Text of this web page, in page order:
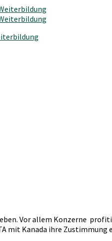
Vor allem Konzerne
mit Kanada ihre Zustimmung